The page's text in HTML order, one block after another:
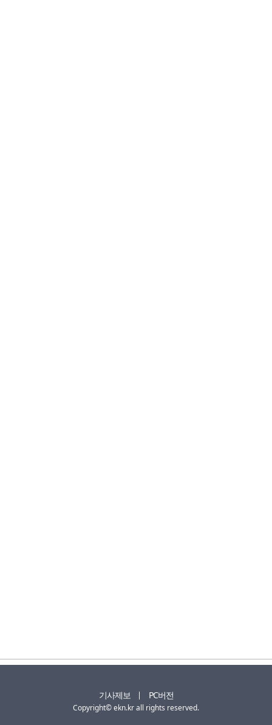
기사제보 PC버전
Copyright© ekn.kr all rights reserved.